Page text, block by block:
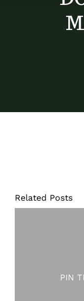
Related Posts
PIN